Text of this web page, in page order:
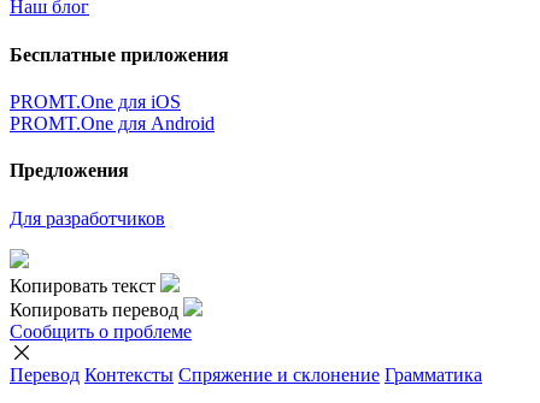
Наш блог
Бесплатные приложения
PROMT.One для iOS
PROMT.One для Android
Предложения
Для разработчиков
Копировать текст
Копировать перевод
Сообщить о проблеме
Перевод Контексты Спряжение и склонение Грамматика